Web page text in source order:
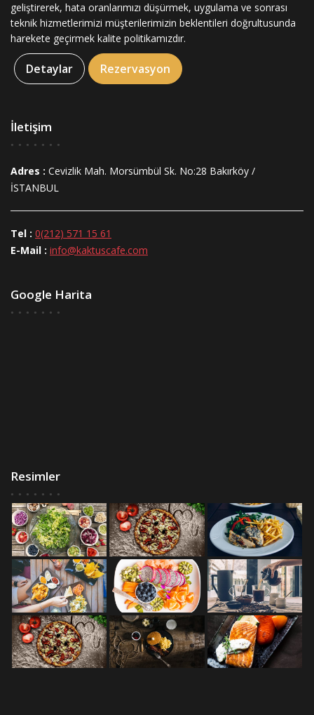
geliştirerek, hata oranlarımızı düşürmek, uygulama ve sonrası
teknik hizmetlerimizi müşterilerimizin beklentileri doğrultusunda
harekete geçirmek kalite politikamızdır.
Detaylar Rezervasyon
İletişim
Adres : Cevizlik Mah. Morsümbül Sk. No:28 Bakırköy /
İSTANBUL
Tel : 0(212) 571 15 61
E-Mail : info@kaktuscafe.com
Google Harita
Resimler